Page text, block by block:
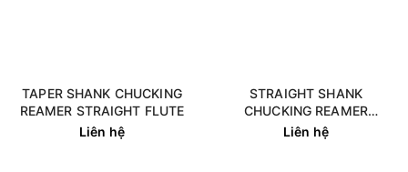
TAPER SHANK CHUCKING
REAMER STRAIGHT FLUTE
Liên hệ
STRAIGHT SHANK
CHUCKING REAMER
STRAIGHT FLUTE
Liên hệ